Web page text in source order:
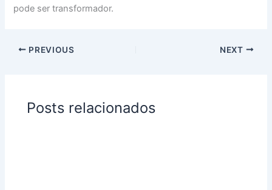
pode ser transformador.
PREVIOUS NEXT
Posts relacionados